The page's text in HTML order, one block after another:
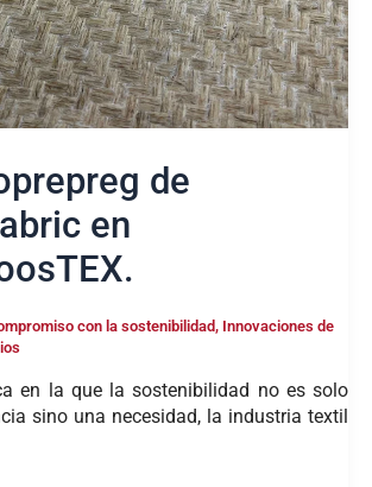
de
en
con la sostenibilidad, Innovaciones de
en la que la sostenibilidad no es solo
sino una necesidad, la industria textil